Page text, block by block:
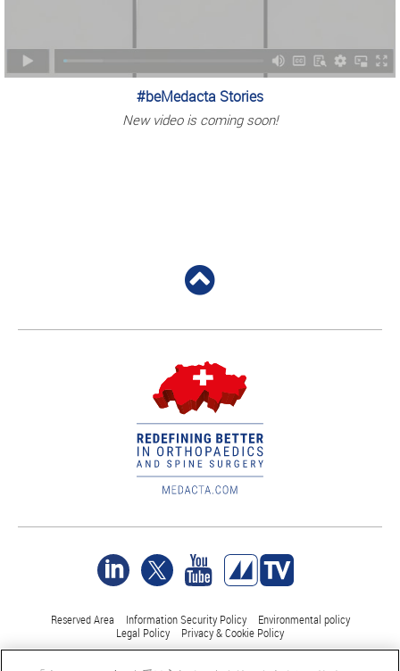
#beMedacta Stories
New video is coming soon!
Reserved Area Information Security Policy
Environmental policy
Legal Policy
Privacy & Cookie Policy